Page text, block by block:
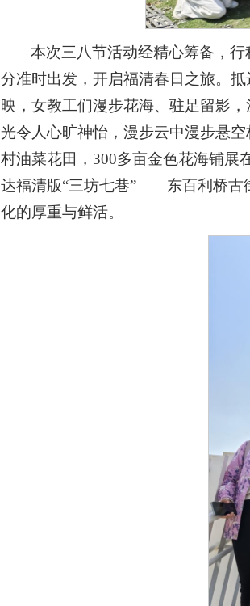
本次三八节活动经精心筹备，
分准时出发，开启福清春日之旅。
映，女教工们漫步花海、驻足留影
光令人心旷神怡，漫步云中漫步悬
村油菜花田，300多亩金色花海铺展
达福清版“三坊七巷”——东百利桥古
化的厚重与鲜活。